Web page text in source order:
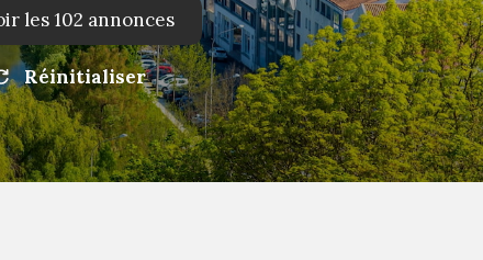
les102 annonces
Réinitialiser